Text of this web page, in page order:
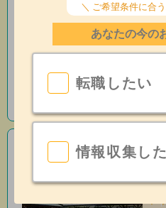
老人ホームの栄養士求人
保育園の管理栄養士・栄養
＼ ご希望条件に合
あなたの今の
転職したい
情報収集し